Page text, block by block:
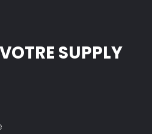
SUPPLY